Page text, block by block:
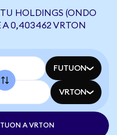
HOLDINGS (ONDO
A 0,403462 VRTON
FUTUON
VRTON
A VRTON